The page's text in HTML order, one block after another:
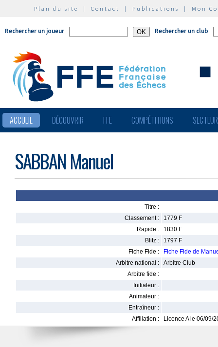
Plan du site | Contact | Publications | Mon
Rechercher un joueur Rechercher un club
ACCUEIL DÉCOUVRIR FFE COMPÉTITIONS
SABBAN Manuel
Titre :
Classement :
1779 F
Rapide :
1830 F
Blitz :
1797 F
Fiche Fide :
Fiche Fide de
Arbitre national :
Arbitre Club
Arbitre fide :
Initiateur :
Animateur :
Entraîneur :
Affiliation :
Licence A le 06/09/